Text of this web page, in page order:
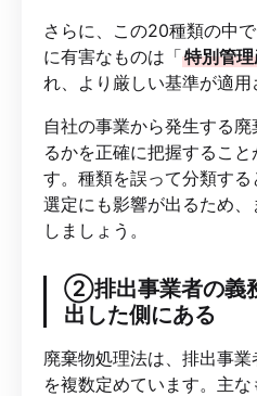
さらに、この20種類の中
に有害なものは「特別管
れ、より厳しい基準が適用
自社の事業から発生する
るかを正確に把握するこ
す。種類を誤って分類す
選定にも影響が出るため
しましょう。
②排出事業者の義
出した側にある
廃棄物処理法は、排出事
を複数定めています。主